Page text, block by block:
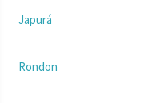
Japurá
Rondon